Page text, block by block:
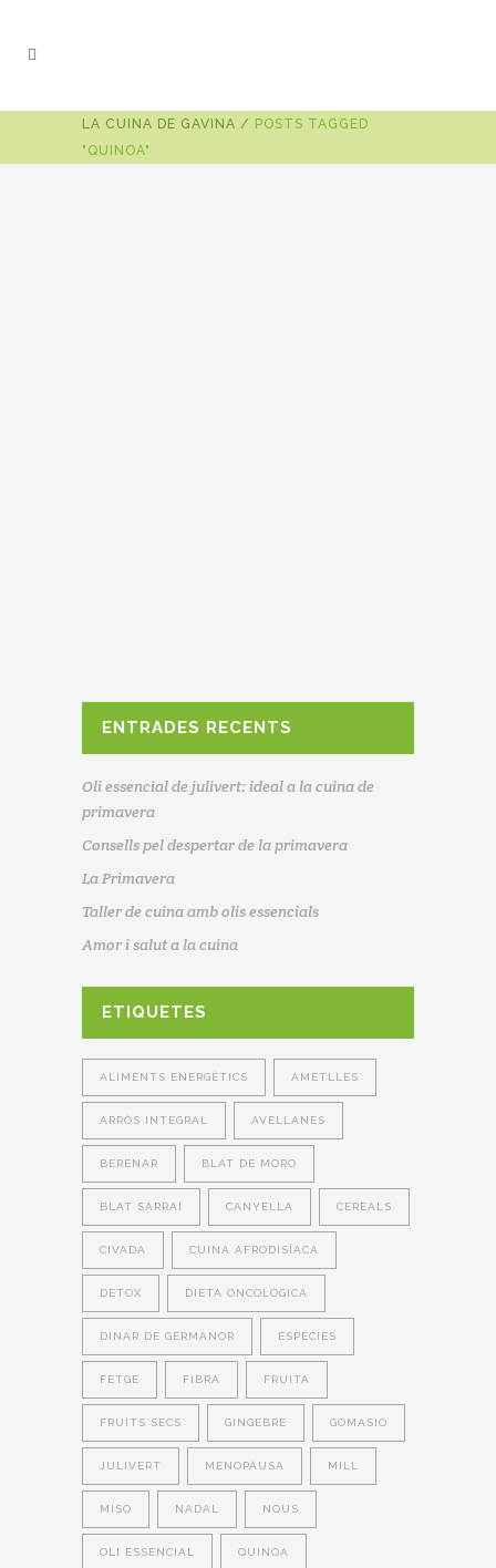
LA CUINA DE GAVINA / POSTS TAGGED
"QUINOA"
ENTRADES RECENTS
Oli essencial de julivert: ideal a la cuina de
primavera
Consells pel despertar de la primavera
La Primavera
Taller de cuina amb olis essencials
Amor i salut a la cuina
ETIQUETES
ALIMENTS ENERGÈTICS AMETLLES
ARRÒS INTEGRAL AVELLANES
BERENAR BLAT DE MORO
BLAT SARRAÍ CANYELLA CEREALS
CIVADA CUINA AFRODISÍACA
DETOX DIETA ONCOLÒGICA
DINAR DE GERMANOR ESPÈCIES
FETGE FIBRA FRUITA
FRUITS SECS GINGEBRE GOMASIO
JULIVERT MENOPÀUSA MILL
MISO NADAL NOUS
OLI ESSENCIAL QUINOA